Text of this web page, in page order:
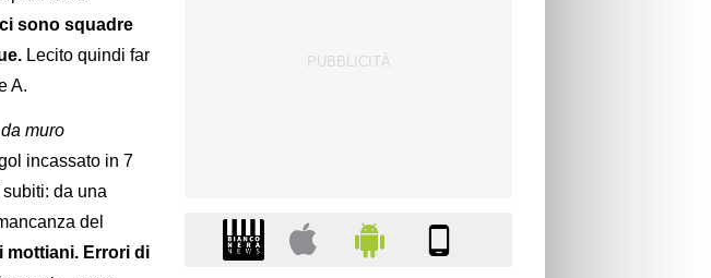
sono squadre
Lecito quindi far
A.
muro
incassato in 7
da una
del
mottiani. Errori di